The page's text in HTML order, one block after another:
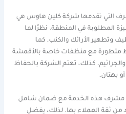
التي تقدمها شركة كلين هاوس هي
المطلوبة في المنطقة، نظرًا لما
وتطهير الأرائك والكنب. كما
متطورة مع منظفات خاصة بالأقمشة
كذلك، تهتم الشركة بالحفاظ
بهتان.
مشرف هذه الخدمة مع ضمان شامل
من ثقة العملاء بها. لذلك، يفضل